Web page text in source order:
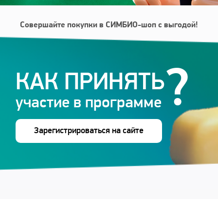
Совершайте покупки в СИМБИО-шоп с выгодой!
КАК ПРИНЯТЬ
участие в программе ?
Зарегистрироваться на сайте